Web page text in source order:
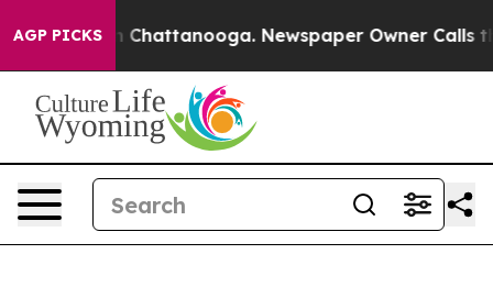
AGP PICKSin Chattanooga. Newspaper Owner Calls the